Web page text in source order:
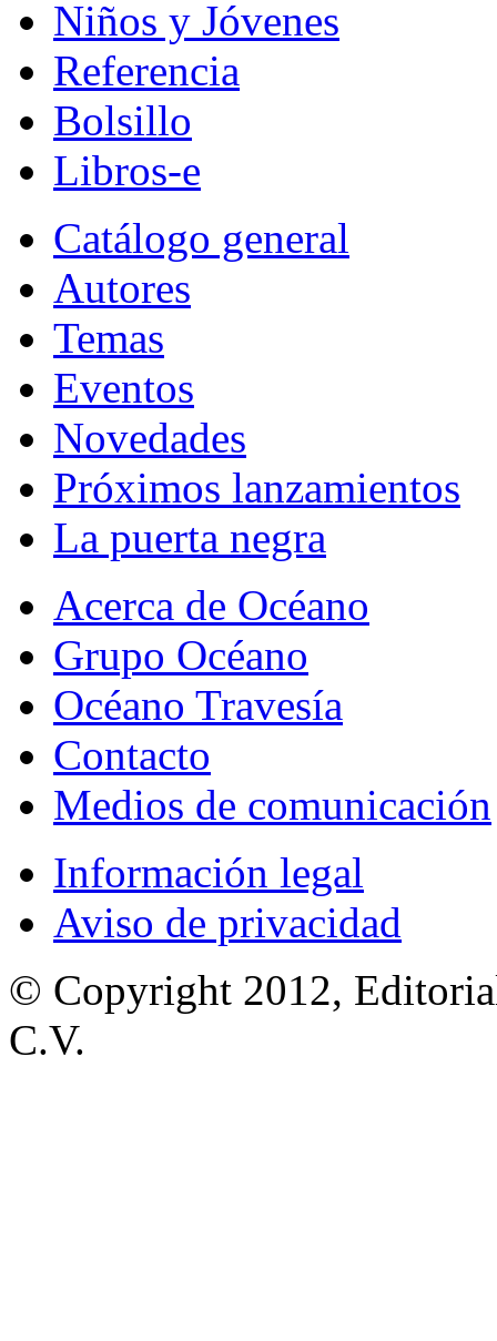
Niños y Jóvenes
Referencia
Bolsillo
Libros-e
Catálogo general
Autores
Temas
Eventos
Novedades
Próximos lanzamientos
La puerta negra
Acerca de Océano
Grupo Océano
Océano Travesía
Contacto
Medios de comunicación
Información legal
Aviso de privacidad
© Copyright 2012,
C.V.